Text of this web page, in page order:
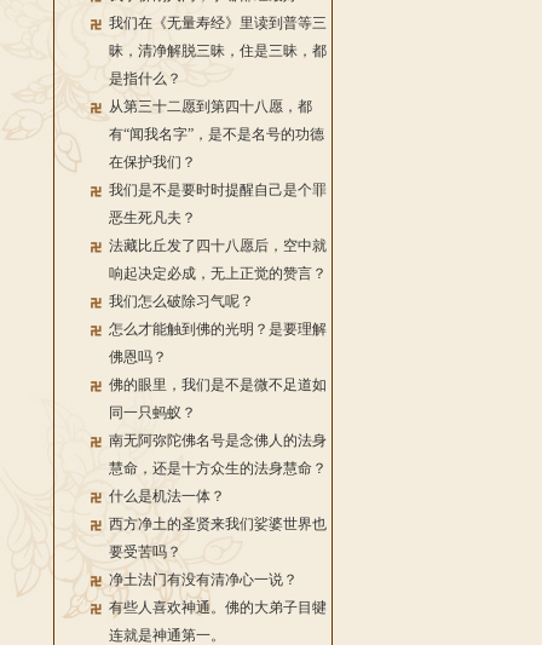
我们在《无量寿经》里读到普等三
昧，清净解脱三昧，住是三昧，都
是指什么？
从第三十二愿到第四十八愿，都
有“闻我名字”，是不是名号的功德
在保护我们？
我们是不是要时时提醒自己是个罪
恶生死凡夫？
法藏比丘发了四十八愿后，空中就
响起决定必成，无上正觉的赞言？
我们怎么破除习气呢？
怎么才能触到佛的光明？是要理解
佛恩吗？
佛的眼里，我们是不是微不足道如
同一只蚂蚁？
南无阿弥陀佛名号是念佛人的法身
慧命，还是十方众生的法身慧命？
什么是机法一体？
西方净土的圣贤来我们娑婆世界也
要受苦吗？
净土法门有没有清净心一说？
有些人喜欢神通。佛的大弟子目犍
连就是神通第一。